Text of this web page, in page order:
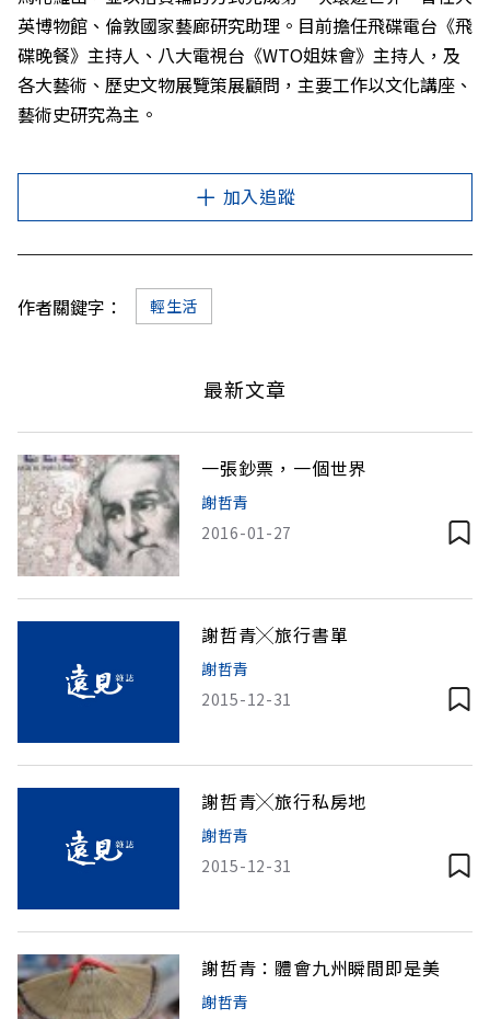
英博物館、倫敦國家藝廊研究助理。目前擔任飛碟電台《飛
碟晚餐》主持人、八大電視台《WTO姐妹會》主持人，及
各大藝術、歷史文物展覽策展顧問，主要工作以文化講座、
藝術史研究為主。
加入追蹤
作者關鍵字： 輕生活
最新文章
一張鈔票，一個世界
謝哲青
2016-01-27
謝哲青╳旅行書單
謝哲青
2015-12-31
謝哲青╳旅行私房地
謝哲青
2015-12-31
謝哲青：體會九州瞬間即是美
謝哲青